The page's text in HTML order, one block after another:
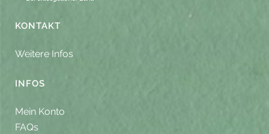
KONTAKT
Weitere Infos
INFOS
Mein Konto
FAQs